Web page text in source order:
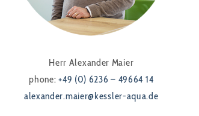
Herr Alexander Maier
phone:+49 (0) 6236 – 49664 14
alexander.maier@kessler-aqua.de